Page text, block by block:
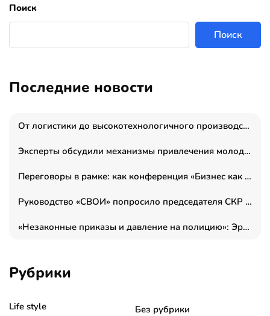
Поиск
Поиск
Последние новости
От логистики до высокотехнологичного производства: как основатель “гагаринга” выстраивает экосистему безопасности и гражданских БПЛА
Эксперты обсудили механизмы привлечения молодых специалистов в промышленные города
Переговоры в рамке: как конференция «Бизнес как искусство» переформатирует деловой этикет в стенах ТПП РФ
Руководство «СВОИ» попросило председателя СКР дать правовую оценку обысков в тыловом штабе
«Незаконные приказы и давление на полицию»: Эрнеста Султанова задержали у посольства Израиля во время одиночного пикета
Рубрики
Life style
Без рубрики